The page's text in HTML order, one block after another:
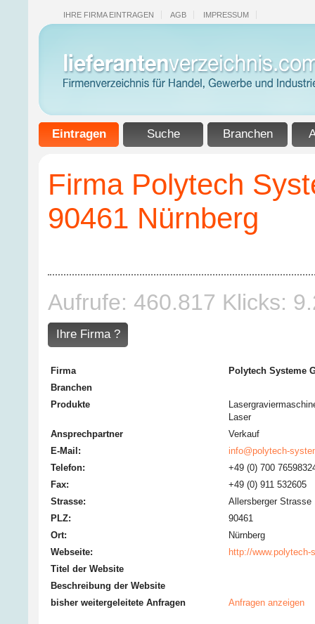
IHRE FIRMA EINTRAGEN AGB IMPRESSUM
Eintragen Suche Branchen
Firma Polytech
90461 Nürnberg
Aufrufe: 460.817 Klicks:
Ihre Firma ?
Firma
Polytech Systeme
Branchen
Produkte
Laser
Ansprechpartner
Verkauf
E-Mail:
info@polytech-
Telefon:
+49 (0) 700
Fax:
+49 (0) 911 532605
Strasse:
Allersberger Strasse
PLZ:
90461
Ort:
Nürnberg
Webseite:
http://www.polytech-
Titel der Website
Beschreibung der Website
bisher weitergeleitete Anfragen
Anfragen anzeigen